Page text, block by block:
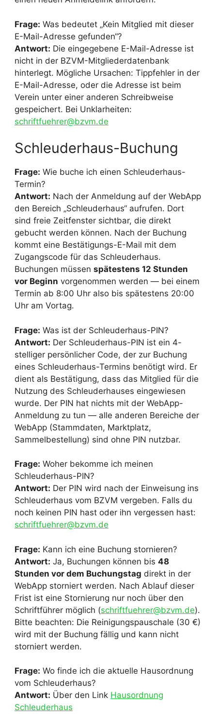
Frage: Was bedeutet „Kein Mitglied mit dieser
E-Mail-Adresse gefunden“?
Antwort: Die eingegebene E-Mail-Adresse ist
nicht in der BZVM-Mitgliederdatenbank
hinterlegt. Mögliche Ursachen: Tippfehler in der
E-Mail-Adresse, oder die Adresse ist beim
Verein unter einer anderen Schreibweise
gespeichert. Bei Unklarheiten:
schriftfuehrer@bzvm.de
Schleuderhaus-Buchung
Frage: Wie buche ich einen Schleuderhaus-
Termin?
Antwort: Nach der Anmeldung auf der WebApp
den Bereich „Schleuderhaus“ aufrufen. Dort
sind freie Zeitfenster sichtbar, die direkt
gebucht werden können. Nach der Buchung
kommt eine Bestätigungs-E-Mail mit dem
Zugangscode für das Schleuderhaus.
Buchungen müssen spätestens 12 Stunden
vor Beginn vorgenommen werden — bei einem
Termin ab 8:00 Uhr also bis spätestens 20:00
Uhr am Vortag.
Frage: Was ist der Schleuderhaus-PIN?
Antwort: Der Schleuderhaus-PIN ist ein 4-
stelliger persönlicher Code, der zur Buchung
eines Schleuderhaus-Termins benötigt wird. Er
dient als Bestätigung, dass das Mitglied für die
Nutzung des Schleuderhauses eingewiesen
wurde. Der PIN hat nichts mit der WebApp-
Anmeldung zu tun — alle anderen Bereiche der
WebApp (Stammdaten, Marktplatz,
Sammelbestellung) sind ohne PIN nutzbar.
Frage: Woher bekomme ich meinen
Schleuderhaus-PIN?
Antwort: Der PIN wird nach der Einweisung ins
Schleuderhaus vom BZVM vergeben. Falls du
noch keinen PIN hast oder ihn vergessen hast:
schriftfuehrer@bzvm.de
Frage: Kann ich eine Buchung stornieren?
Antwort: Ja, Buchungen können bis 48
Stunden vor dem Buchungstag direkt in der
WebApp storniert werden. Nach Ablauf dieser
Frist ist eine Stornierung nur noch über den
Schriftführer möglich (schriftfuehrer@bzvm.de).
Bitte beachten: Die Reinigungspauschale (30 €)
wird mit der Buchung fällig und kann nicht
storniert werden.
Frage: Wo finde ich die aktuelle Hausordnung
vom Schleuderhaus?
Antwort: Über den Link Hausordnung
Schleuderhaus